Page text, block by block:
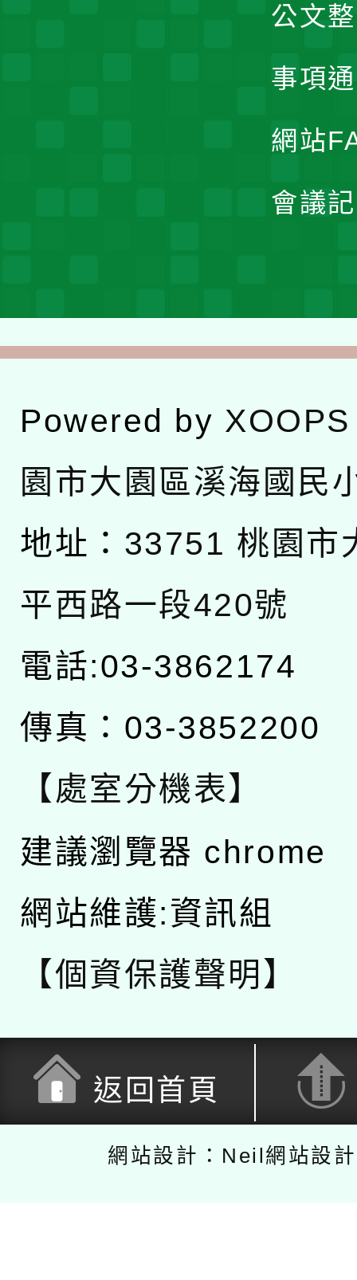
公文
事項
網站
會議
Powered by XOOPS
園市大園區溪海國民
地址： 33751 桃園市
平西路一段420號
電話:03-3862174
傳真：03-3852200
【處室分機表】
建議瀏覽器 chrome
網站維護:資訊組
【個資保護聲明】
返回首頁
網站設計：Neil網站設